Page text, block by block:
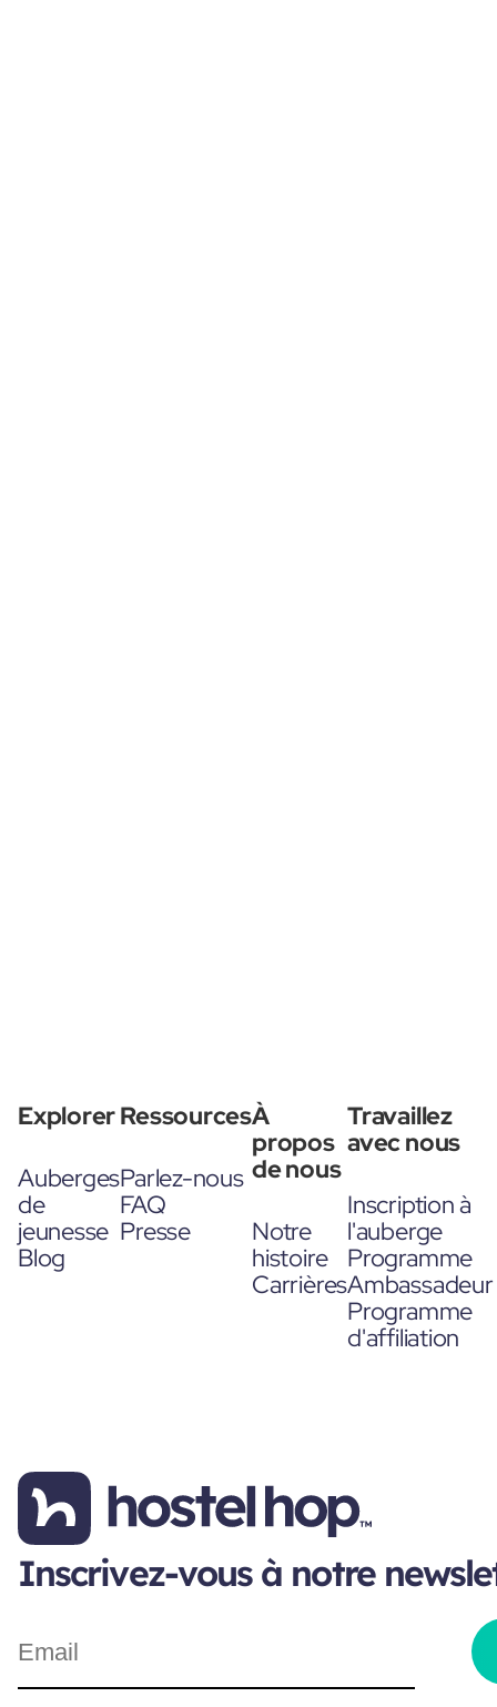
Explorer
Auberges
de
jeunesse
Blog
Ressources
Parlez-nous
FAQ
Presse
À
propos
de nous
Notre
histoire
Carrières
Travaillez
avec nous
Inscription à
l'auberge
Programme
Ambassadeur
Programme
d'affiliation
Inscrivez-vous à notre